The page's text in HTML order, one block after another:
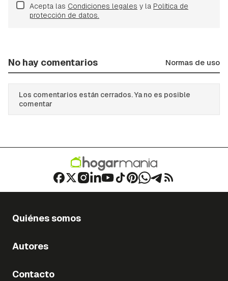
Acepta las Condiciones legales y la Política de
protección de datos.
No hay comentarios Normas de uso
Los comentarios están cerrados. Ya no es posible
comentar
Quiénes somos
Autores
Contacto